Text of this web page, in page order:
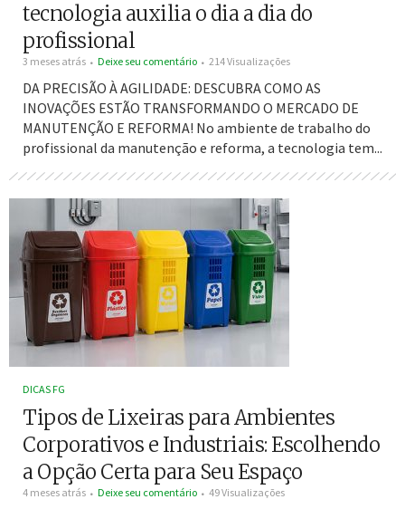
tecnologia auxilia o dia a dia do
profissional
3 meses atrás Deixe seu comentário 214 Visualizações
DA PRECISÃO À AGILIDADE: DESCUBRA COMO AS
INOVAÇÕES ESTÃO TRANSFORMANDO O MERCADO DE
MANUTENÇÃO E REFORMA! No ambiente de trabalho do
profissional da manutenção e reforma, a tecnologia tem...
DICAS FG
Tipos de Lixeiras para Ambientes
Corporativos e Industriais: Escolhendo
a Opção Certa para Seu Espaço
4 meses atrás Deixe seu comentário 49 Visualizações